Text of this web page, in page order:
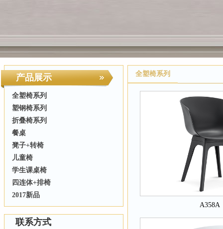
产品展示
全塑椅系列
塑钢椅系列
折叠椅系列
餐桌
凳子+转椅
儿童椅
学生课桌椅
四连体+排椅
2017新品
联系方式
全塑椅系列
A358A